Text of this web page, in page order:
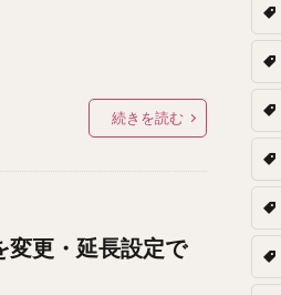
続きを読む
変更・延長設定で